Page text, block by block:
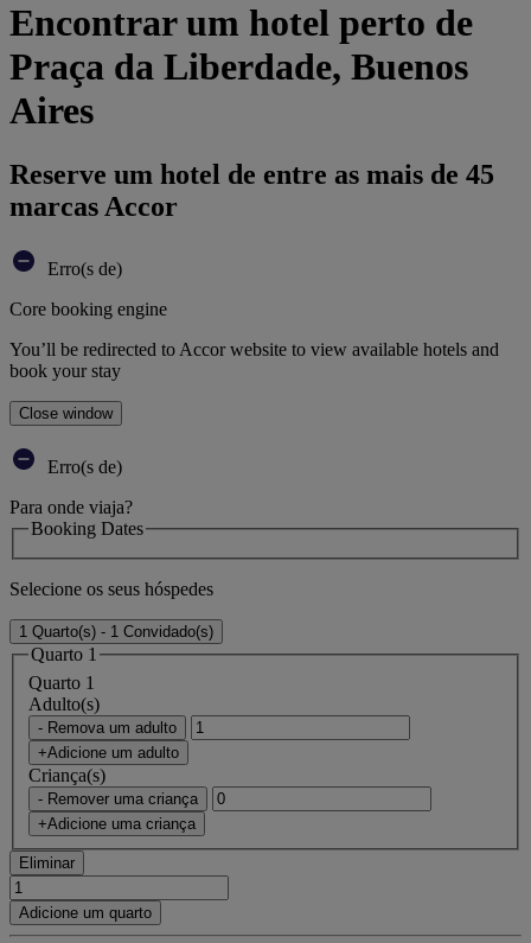
Encontrar um hotel perto de
Praça da Liberdade, Buenos
Aires
Reserve um hotel de entre as mais de 45
marcas Accor
Erro(s de)
Core booking engine
You’ll be redirected to Accor website to view available hotels and
book your stay
Close window
Erro(s de)
Para onde viaja?
Booking Dates
Selecione os seus hóspedes
1 Quarto(s) - 1 Convidado(s)
Quarto 1
Quarto 1
Adulto(s)
- Remova um adulto
+Adicione um adulto
Criança(s)
- Remover uma criança
+Adicione uma criança
Eliminar
Adicione um quarto